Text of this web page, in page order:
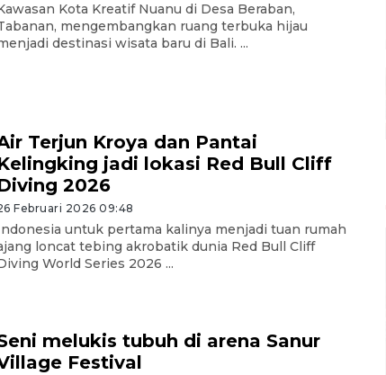
Kota Kreatif Nuanu di Desa Beraban,
mengembangkan ruang terbuka hijau
destinasi wisata baru di Bali. ...
Terjun Kroya dan Pantai
jadi lokasi Red Bull Cliff
2026
Februari 2026 09:48
untuk pertama kalinya menjadi tuan rumah
loncat tebing akrobatik dunia Red Bull Cliff
World Series 2026 ...
melukis tubuh di arena Sanur
Festival